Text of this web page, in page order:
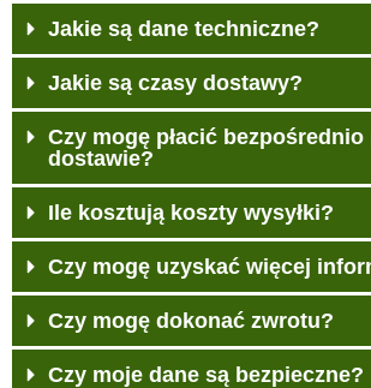
Jakie są dane techniczne?
Jakie są czasy dostawy?
Czy mogę płacić bezpośrednio
dostawie?
Ile kosztują koszty wysyłki?
Czy mogę uzyskać więcej
Czy mogę dokonać zwrotu?
Czy moje dane są bezpieczne?